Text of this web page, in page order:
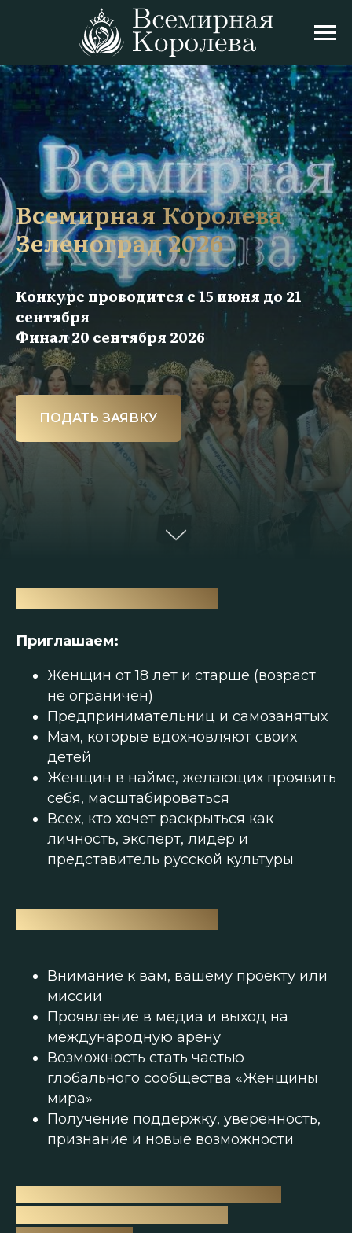
Всемирная Королева
Зеленоград 2026
Конкурс проводится с 15 июня до 21
сентября
Финал 20 сентября 2026
ПОДАТЬ ЗАЯВКУ
Приглашаем:
Женщин от 18 лет и старше (возраст
не ограничен)
Предпринимательниц и самозанятых
Мам, которые вдохновляют своих
детей
Женщин в найме, желающих проявить
себя, масштабироваться
Всех, кто хочет раскрыться как
личность, эксперт, лидер и
представитель русской культуры
Внимание к вам, вашему проекту или
миссии
Проявление в медиа и выход на
международную арену
Возможность стать частью
глобального сообщества «Женщины
мира»
Получение поддержку, уверенность,
признание и новые возможности